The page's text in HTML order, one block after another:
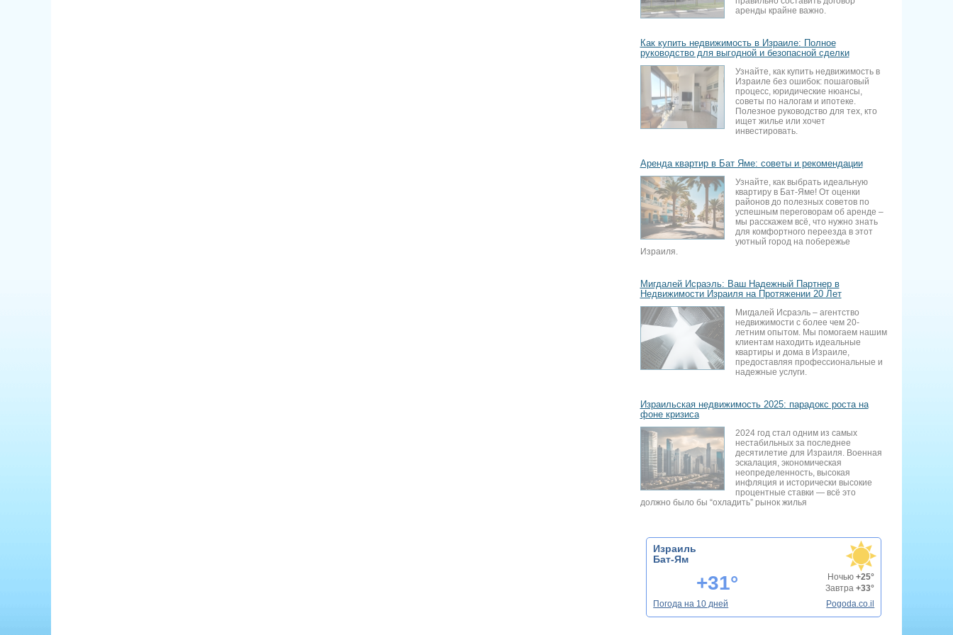
аренды крайне важно.
Как купить недвижимость в Израиле: Полное
руководство для выгодной и безопасной сделки
Узнайте, как купить недвижимость в
Израиле без ошибок: пошаговый
процесс, юридические нюансы,
советы по налогам и ипотеке.
Полезное руководство для тех, кто
ищет жилье или хочет
инвестировать.
Аренда квартир в Бат Яме: советы и рекомендации
Узнайте, как выбрать идеальную
квартиру в Бат-Яме! От оценки
районов до полезных советов по
успешным переговорам об аренде –
мы расскажем всё, что нужно знать
для комфортного переезда в этот
уютный город на побережье
Израиля.
Мигдалей Исраэль: Ваш Надежный Партнер в
Недвижимости Израиля на Протяжении 20 Лет
Мигдалей Исраэль – агентство
недвижимости с более чем 20-
летним опытом. Мы помогаем нашим
клиентам находить идеальные
квартиры и дома в Израиле,
предоставляя профессиональные и
надежные услуги.
Израильская недвижимость 2025: парадокс роста на
фоне кризиса
2024 год стал одним из самых
нестабильных за последнее
десятилетие для Израиля. Военная
эскалация, экономическая
неопределенность, высокая
инфляция и исторически высокие
процентные ставки — всё это
должно было бы “охладить” рынок жилья
Израиль
Бат-Ям
+31° Ночью+25°
Завтра+33°
Погода на 10 дней
Pogoda.co.il